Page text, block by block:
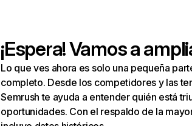
¡Espera! Vamos a
Lo que ves ahora es solo una pequeña
completo. Desde los competidores y las
Semrush te ayuda a entender quién está
oportunidades. Con el respaldo de la